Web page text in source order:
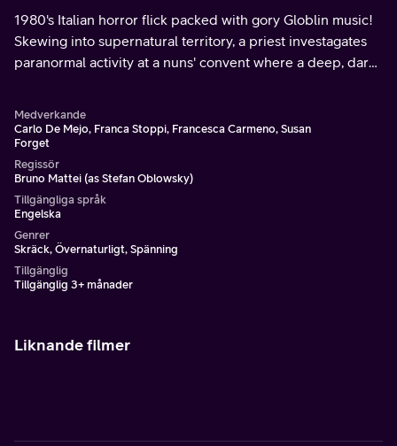
1980's Italian horror flick packed with gory Globlin music!
Skewing into supernatural territory, a priest investagates
paranormal activity at a nuns' convent where a deep, dark
Medverkande
Carlo De Mejo, Franca Stoppi, Francesca Carmeno, Susan
Forget
Regissör
Bruno Mattei (as Stefan Oblowsky)
Tillgängliga språk
Engelska
Genrer
Skräck, Övernaturligt, Spänning
Tillgänglig
Tillgänglig 3+ månader
Liknande filmer